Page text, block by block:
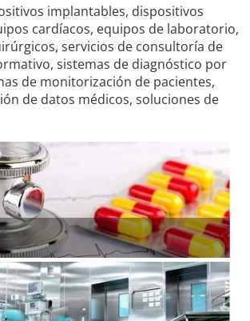
implantables, dispositivos
cardíacos, equipos de laboratorio,
servicios de consultoría de
sistemas de diagnóstico por
de monitorización de pacientes,
de datos médicos, soluciones de